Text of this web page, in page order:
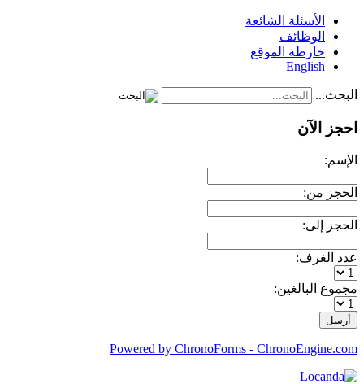
الأسئلة الشائعة
الوظائف
خارطة الموقع
English
البحث...
احجز الآن
الإسم:
الحجز من:
الحجز إلى:
عدد الغرف:
مجموع البالغين:
Powered by ChronoForms - ChronoEngine.com